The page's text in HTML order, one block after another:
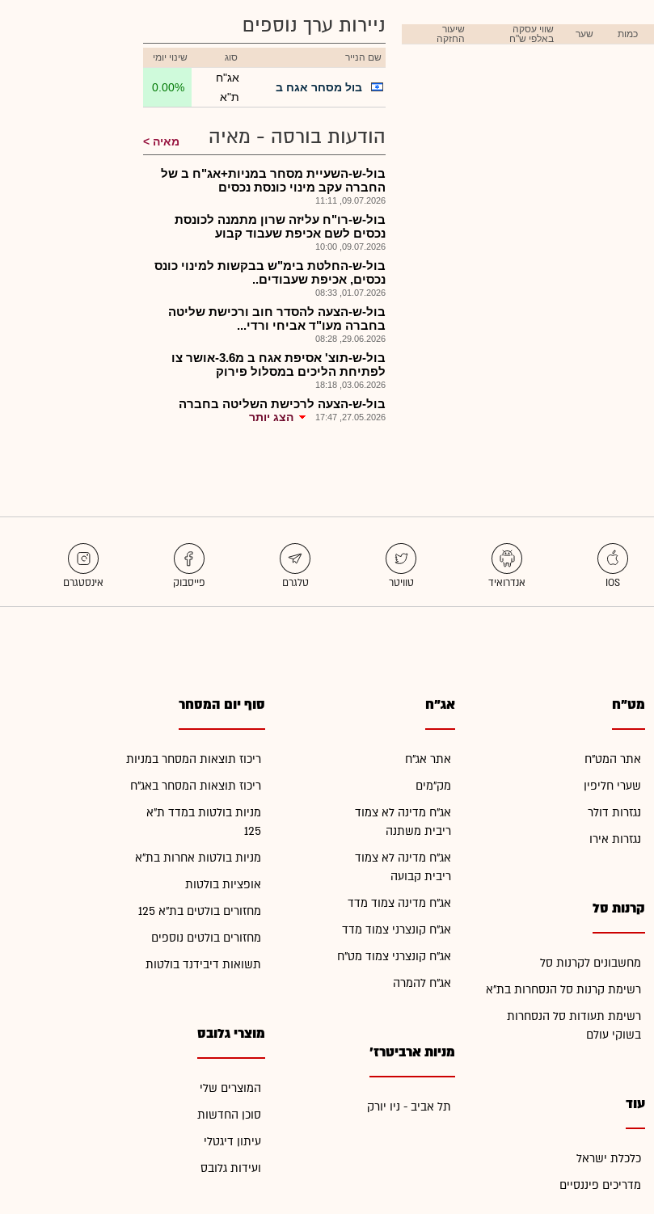
כמות שער
שווי עסקה
באלפי ש"ח
שיעור
החזקה
ניירות ערך נוספים
שם הנייר סוג שינוי יומי
בול מסחר אגח ב
אג"ח
ת"א
0.00%
הודעות בורסה - מאיה מאיה
בול-ש-השעיית מסחר במניות+אג"ח ב של
החברה עקב מינוי כונסת נכסים
09.07.2026, 11:11
בול-ש-רו"ח עליזה שרון מתמנה לכונסת
נכסים לשם אכיפת שעבוד קבוע
09.07.2026, 10:00
בול-ש-החלטת בימ"ש בבקשות למינוי כונס
נכסים, אכיפת שעבודים..
01.07.2026, 08:33
בול-ש-הצעה להסדר חוב ורכישת שליטה
בחברה מעו"ד אביחי ורדי...
29.06.2026, 08:28
בול-ש-תוצ' אסיפת אגח ב מ3.6-אושר צו
לפתיחת הליכים במסלול פירוק
03.06.2026, 18:18
בול-ש-הצעה לרכישת השליטה בחברה
27.05.2026, 17:47 הצג יותר
מט"ח
אתר המט"ח
שערי חליפין
נגזרות דולר
נגזרות אירו
קרנות סל
מחשבונים לקרנות סל
רשימת קרנות סל הנסחרות בת"א
רשימת תעודות סל הנסחרות
בשוקי עולם
עוד
כלכלת ישראל
מדריכים פיננסיים
אג"ח
אתר אג"ח
מק"מים
אג"ח מדינה לא צמוד
ריבית משתנה
אג"ח מדינה לא צמוד
ריבית קבועה
אג"ח מדינה צמוד מדד
אג"ח קונצרני צמוד מדד
אג"ח קונצרני צמוד מט"ח
אג"ח להמרה
מניות ארביטרז'
תל אביב - ניו יורק
סוף יום המסחר
ריכוז תוצאות המסחר במניות
ריכוז תוצאות המסחר באג"ח
מניות בולטות במדד ת"א
125
מניות בולטות אחרות בת"א
אופציות בולטות
מחזורים בולטים בת"א 125
מחזורים בולטים נוספים
תשואות דיבידנד בולטות
מוצרי גלובס
המוצרים שלי
סוכן החדשות
עיתון דיגטלי
ועידות גלובס